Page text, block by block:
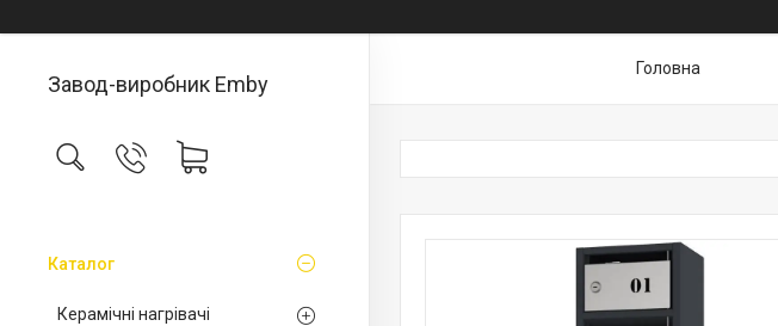
Завод-виробник Emby
Каталог
Керамічні нагрівачі
Головна